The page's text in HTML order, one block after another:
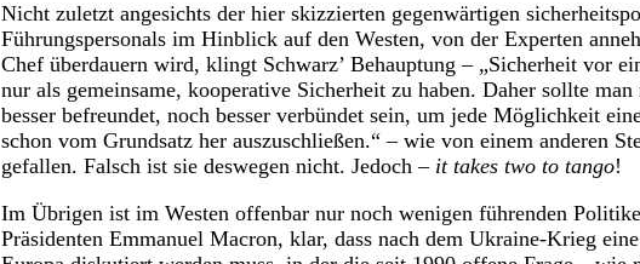
Nicht zuletzt angesichts der hier skizzierten gegenwärtigen
Führungspersonals im Hinblick auf den Westen, von der Experten
Chef überdauern wird, klingt Schwarz’ Behauptung – „Sicherheit vor
nur als gemeinsame, kooperative Sicherheit zu haben. Daher sollte
besser befreundet, noch besser verbündet sein, um jede Möglichkeit
schon vom Grundsatz her auszuschließen.“ – wie von einem anderen
gefallen. Falsch ist sie deswegen nicht. Jedoch – it takes two to tango!
Im Übrigen ist im Westen offenbar nur noch wenigen führenden
Präsidenten Emmanuel Macron, klar, dass nach dem Ukraine-Krieg